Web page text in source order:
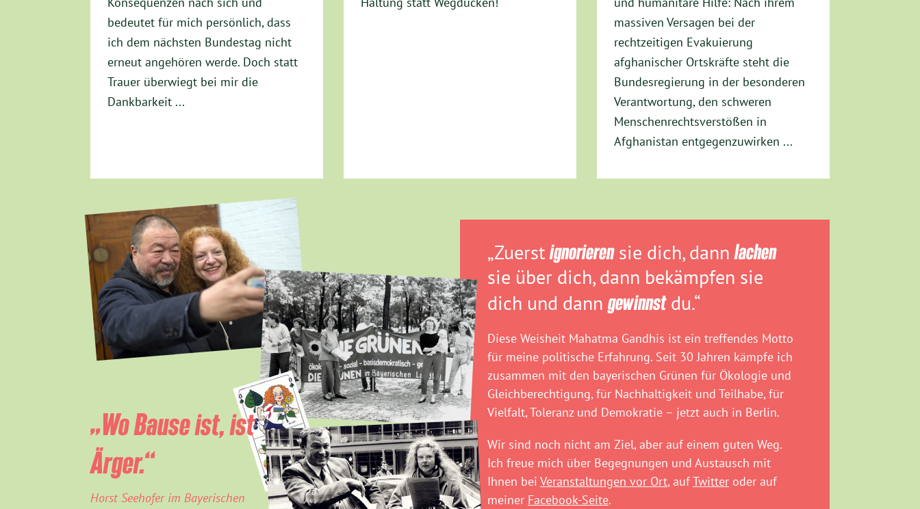
bedeutet für mich persönlich, dass
ich dem nächsten Bundestag nicht
erneut angehören werde. Doch statt
Trauer überwiegt bei mir die
Dankbarkeit ...
massiven Versagen bei der
rechtzeitigen Evakuierung
afghanischer Ortskräfte steht die
Bundesregierung in der besonderen
Verantwortung, den schweren
Menschenrechtsverstößen in
Afghanistan entgegenzuwirken ...
„Zuerstignorierensie dich, dannlachen
sie über dich, dann bekämpfen sie
dich und dann gewinnstdu.“
Diese Weisheit Mahatma Gandhis ist ein treffendes Motto
für meine politische Erfahrung. Seit 30 Jahren kämpfe ich
zusammen mit den bayerischen Grünen für Ökologie und
Gleichberechtigung, für Nachhaltigkeit und Teilhabe, für
Vielfalt, Toleranz und Demokratie – jetzt auch in Berlin.
Wir sind noch nicht am Ziel, aber auf einem guten Weg.
Ich freue mich über Begegnungen und Austausch mit
Ihnen bei Veranstaltungen vor Ort, aufTwitter oder auf
meiner Facebook-Seite.
„Wo Bause ist, ist
Ärger.“
Horst Seehofer im Bayerischen